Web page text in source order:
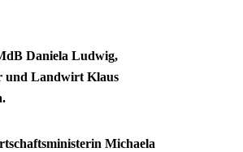
Daniela Ludwig,
und Landwirt Klaus
Michaela